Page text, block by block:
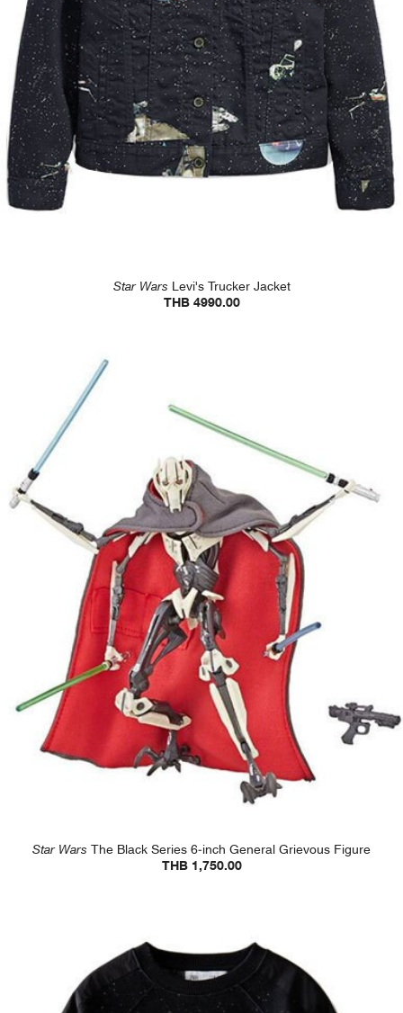
Star Wars Levi's Trucker Jacket
THB 4990.00
Star Wars The Black Series 6-inch General Grievous Figure
THB 1,750.00